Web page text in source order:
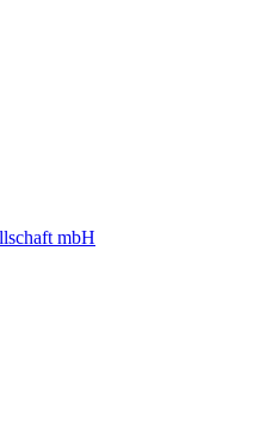
mbH